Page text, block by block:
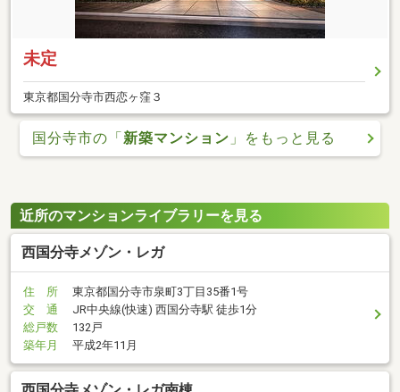
未定
東京都国分寺市西恋ヶ窪３
国分寺市の「 新築マンション 」をもっと見る
近所のマンションライブラリーを見る
西国分寺メゾン・レガ
住 所
東京都国分寺市泉町3丁目35番1号
交 通
JR中央線(快速) 西国分寺駅 徒歩1分
総戸数
132戸
築年月
平成2年11月